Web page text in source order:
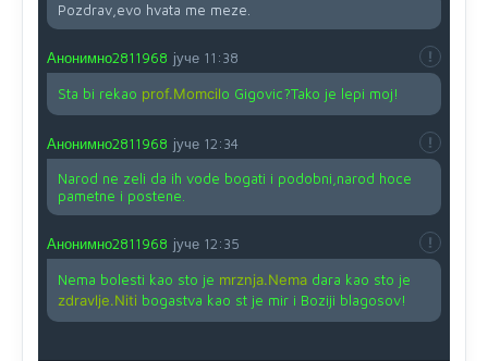
Pozdrav,evo hvata me meze.
Анонимно2811968 јуче 11:38
Sta bi rekao prof.Momcilo Gigovic?Tako je lepi moj!
Анонимно2811968 јуче 12:34
Narod ne zeli da ih vode bogati i podobni,narod hoce
pametne i postene.
Анонимно2811968 јуче 12:35
Nema bolesti kao sto je mrznja.Nemadara kao sto je
zdravlje.Niti bogastva kao st je mir i Boziji blagosov!